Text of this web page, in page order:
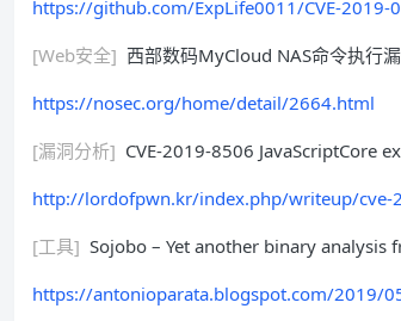
https://github.com/ExpLife0011/CVE-2019-
[Web安全] 西部数码MyCloud NAS命令执行
https://nosec.org/home/detail/2664.html
[漏洞分析] CVE-2019-8506 JavaScriptCore
http://lordofpwn.kr/index.php/writeup/cve-
[工具] Sojobo – Yet another binary analysis
https://antonioparata.blogspot.com/2019/